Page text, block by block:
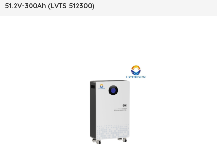
51.2V-300Ah (LVTS 512300)